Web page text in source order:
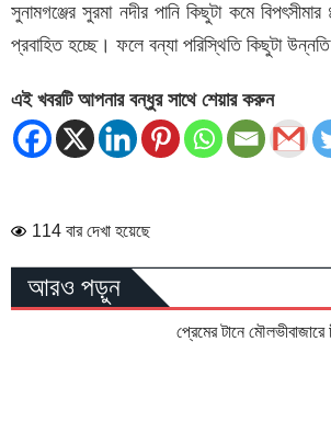
সুনামগঞ্জের সুরমা নদীর পানি কিছুটা কমে বিপৎসীমার
প্রবাহিত হচ্ছে। ফলে বন্যা পরিস্থিতি কিছুটা
এই খবরটি আপনার বন্ধুর সাথে শেয়ার করুন
114 বার দেখা হয়েছে
আরও পড়ুন
প্রেমের টানে মৌলভীবাজারে